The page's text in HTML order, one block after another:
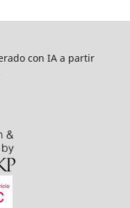
con IA a partir